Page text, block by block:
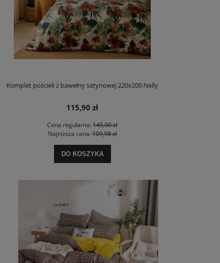
Komplet pościeli z bawełny satynowej 220x200 Nelly
115,90 zł
Cena regularna: 145,90 zł
Najniższa cena:109,98 zł
DO KOSZYKA